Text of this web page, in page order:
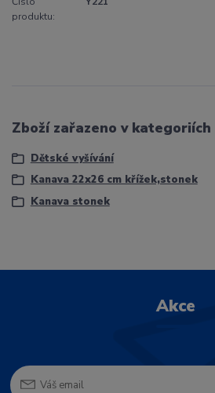
produktu:
Zboží zařazeno v kategoriích
Dětské vyšívání
Kanava 22x26 cm křížek,stonek
Kanava stonek
Akce